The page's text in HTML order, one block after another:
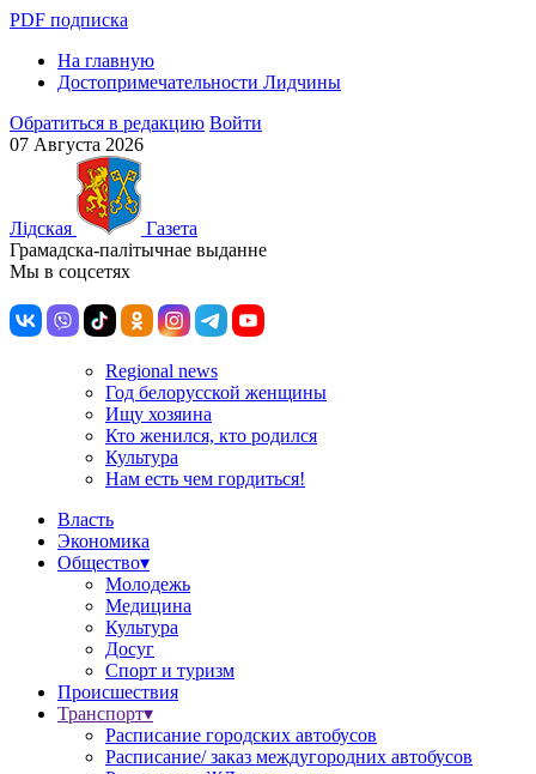
PDF подписка
На главную
Достопримечательности Лидчины
Обратиться в редакцию Войти
07 Августа 2026
Лiдская
Газета
Грамадска-палiтычнае выданне
Мы в соцсетях
Regional news
Год белорусской женщины
Ищу хозяина
Кто женился, кто родился
Культура
Нам есть чем гордиться!
Власть
Экономика
Общество▾
Молодежь
Медицина
Культура
Досуг
Спорт и туризм
Происшествия
Транспорт▾
Расписание городских автобусов
Расписание/ заказ междугородних автобусов